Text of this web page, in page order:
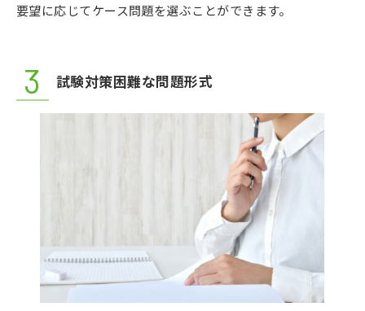
要望に応じてケース問題を選ぶことができます。
試験対策困難な問題形式